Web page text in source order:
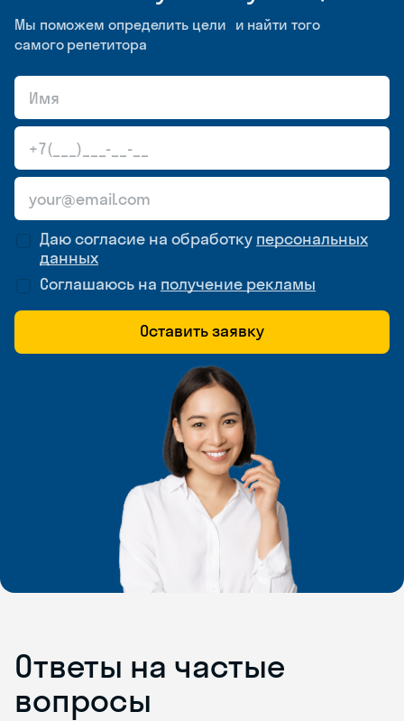
Мы поможем определить цели и найти того
самого репетитора
Даю согласие на обработку персональных
данных
Соглашаюсь на получение рекламы
Оставить заявку
Ответы на частые
вопросы